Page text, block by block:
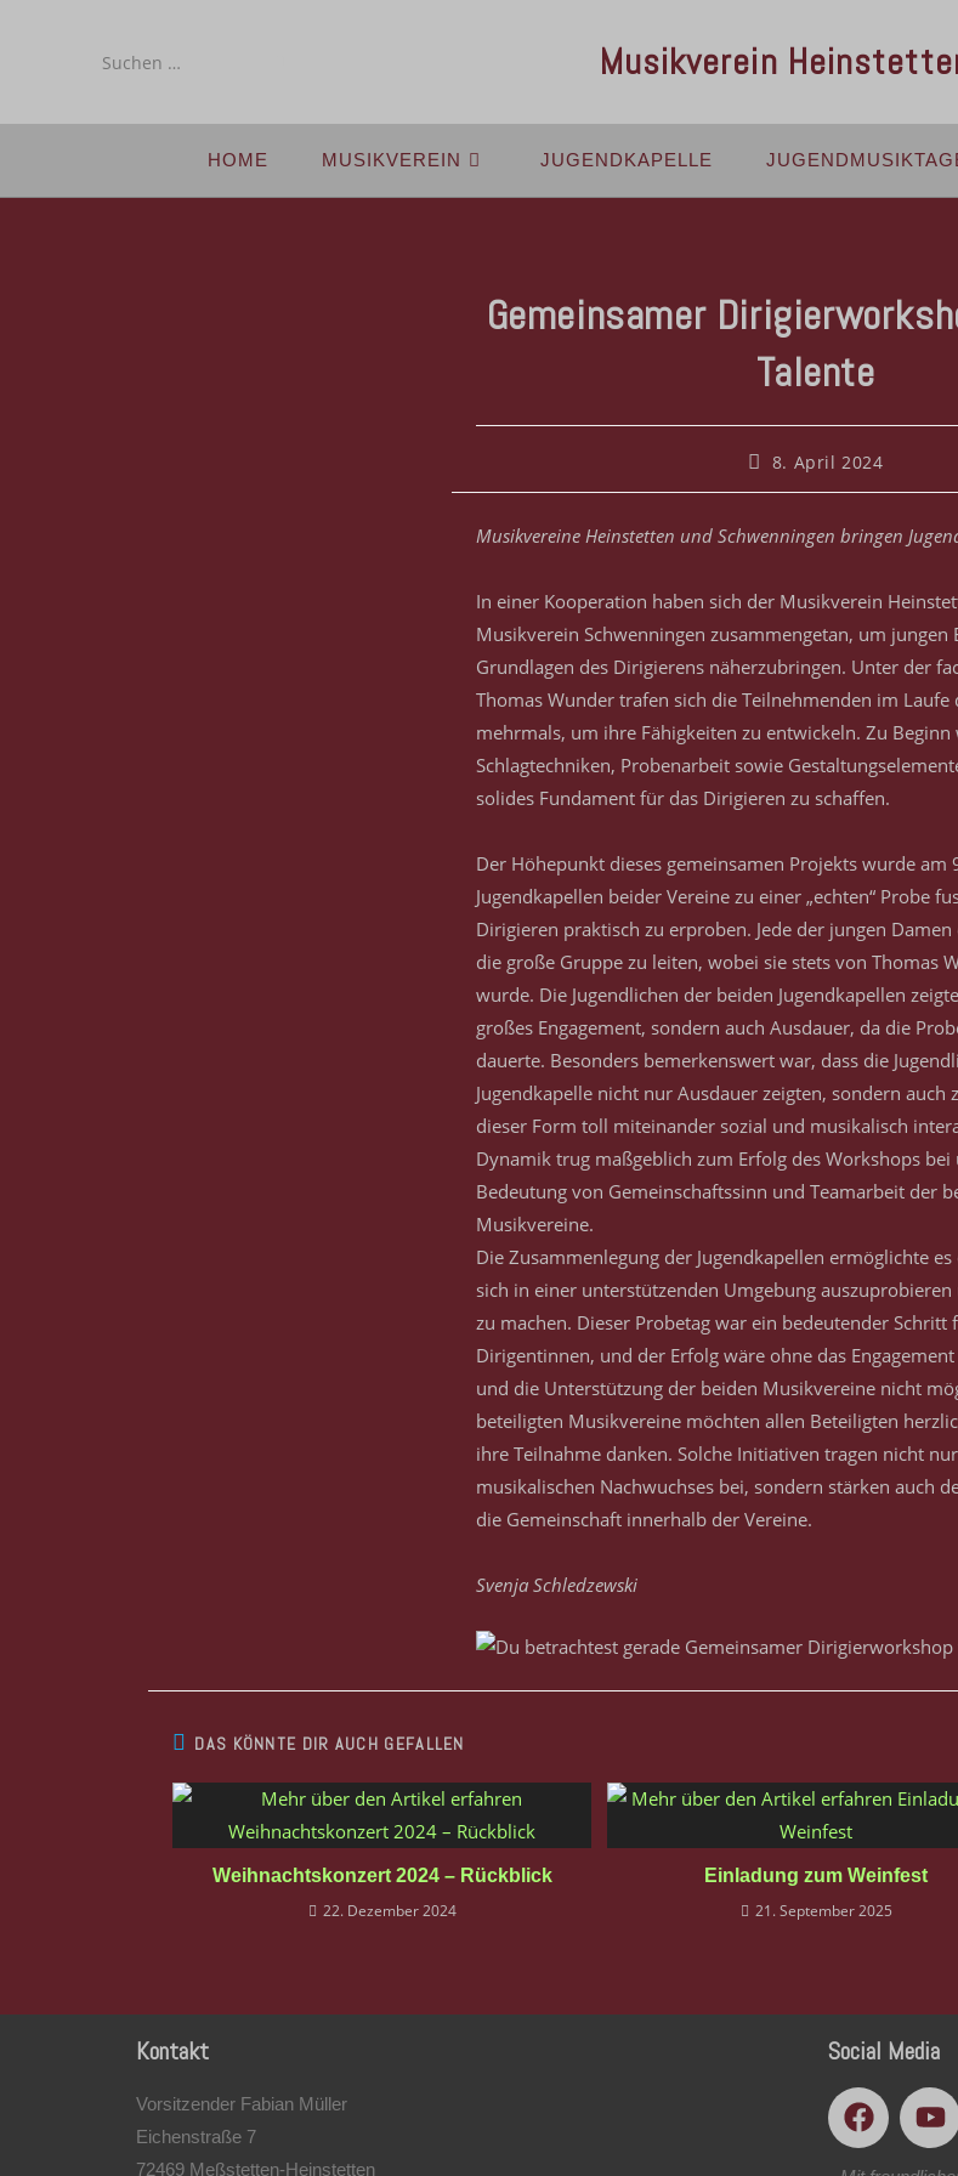
Diese
durchsuchen
Musikverein
HOME MUSIKVEREIN JUGENDKAPELLE
Gemeinsamer
Talente
8. April 2024
Musikvereine Heinstetten und Schwenningen bringen
In einer Kooperation haben sich der Musikverein
Musikverein Schwenningen zusammengetan, um jungen
Grundlagen des Dirigierens näherzubringen. Unter der
Thomas Wunder trafen sich die Teilnehmenden im Laufe
mehrmals, um ihre Fähigkeiten zu entwickeln. Zu
Schlagtechniken, Probenarbeit sowie
solides Fundament für das Dirigieren zu schaffen.
Der Höhepunkt dieses gemeinsamen Projekts wurde am
Jugendkapellen beider Vereine zu einer „echten“ Probe
Dirigieren praktisch zu erproben. Jede der jungen
die große Gruppe zu leiten, wobei sie stets von Thomas
wurde. Die Jugendlichen der beiden Jugendkapellen
großes Engagement, sondern auch Ausdauer, da die
dauerte. Besonders bemerkenswert war, dass die
Jugendkapelle nicht nur Ausdauer zeigten, sondern auch
dieser Form toll miteinander sozial und musikalisch
Dynamik trug maßgeblich zum Erfolg des Workshops
Bedeutung von Gemeinschaftssinn und Teamarbeit der
Musikvereine.
Die Zusammenlegung der Jugendkapellen ermöglichte
sich in einer unterstützenden Umgebung
zu machen. Dieser Probetag war ein bedeutender Schritt
Dirigentinnen, und der Erfolg wäre ohne das
und die Unterstützung der beiden Musikvereine nicht
beteiligten Musikvereine möchten allen Beteiligten
ihre Teilnahme danken. Solche Initiativen tragen nicht
musikalischen Nachwuchses bei, sondern stärken auch
die Gemeinschaft innerhalb der Vereine.
Svenja Schledzewski
DAS KÖNNTE DIR AUCH GEFALLEN
Weihnachtskonzert 2024 – Rückblick
22. Dezember 2024
Einladung zum Weinfest
21. September 2025
Kontakt Social Media
Vorsitzender Fabian Müller
Eichenstraße 7
72469 Meßstetten-Heinstetten